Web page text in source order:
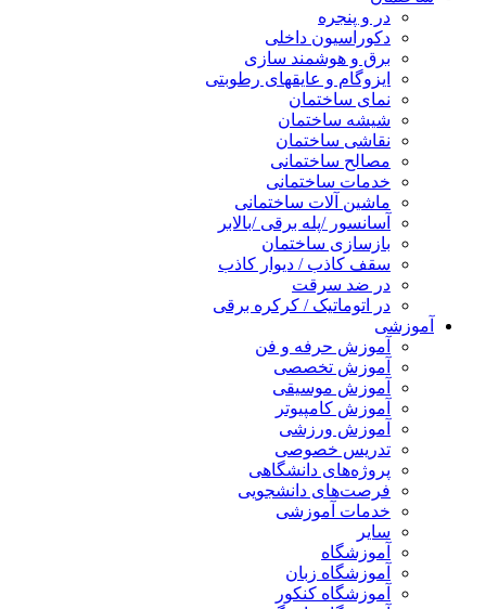
در و پنجره
دکوراسیون داخلی
برق و هوشمند سازی
ایزوگام و عایقهای رطوبتی
نمای ساختمان
شیشه ساختمان
نقاشی ساختمان
مصالح ساختمانی
خدمات ساختمانی
ماشین آلات ساختمانی
آسانسور /پله برقی /بالابر
بازسازی ساختمان
سقف کاذب / دیوار کاذب
در ضد سرقت
در اتوماتیک / کرکره برقی
آموزشی
آموزش حرفه و فن
آموزش تخصصی
آموزش موسیقی
آموزش کامپیوتر
آموزش ورزشی
تدریس خصوصی
پروژه‌های دانشگاهی
فرصت‌های دانشجویی
خدمات آموزشی
سایر
آموزشگاه
آموزشگاه زبان
آموزشگاه کنکور